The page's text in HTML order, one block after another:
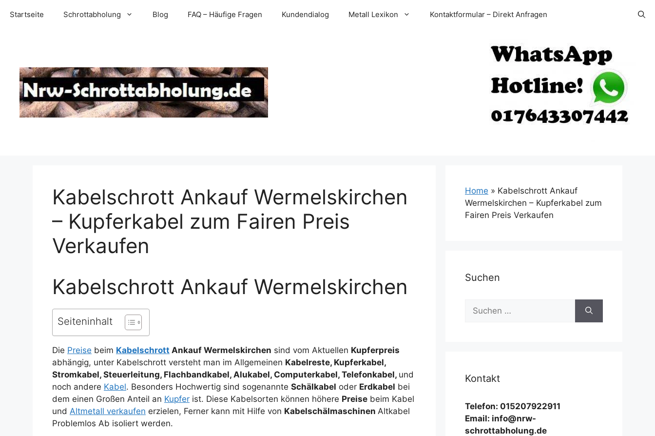
InhaltStartseite Schrottabholung Blog FAQ – Häufige Fragen Kundendialog Metall Lexikon Kontaktformular – Direkt Anfragen
Kabelschrott Ankauf Wermelskirchen
– Kupferkabel zum Fairen Preis
Verkaufen
Kabelschrott Ankauf Wermelskirchen
Seiteninhalt
Die Preise beim Kabelschrott Ankauf Wermelskirchen sind vom Aktuellen Kupferpreis
abhängig, unter Kabelschrott versteht man im Allgemeinen Kabelreste, Kupferkabel,
Stromkabel, Steuerleitung, Flachbandkabel, Alukabel, Computerkabel, Telefonkabel, und
noch andere Kabel. Besonders Hochwertig sind sogenannte Schälkabel oder Erdkabel bei
dem einen Großen Anteil an Kupfer ist. Diese Kabelsorten können höhere Preise beim Kabel
und Altmetall verkaufen erzielen, Ferner kann mit Hilfe von Kabelschälmaschinen Altkabel
Problemlos Ab isoliert werden.
Home » Kabelschrott Ankauf
Wermelskirchen – Kupferkabel zum
Fairen Preis Verkaufen
Suchen
Suchen
nach:
Kontakt
Telefon: 015207922911
Email: info@nrw-
schrottabholung.de